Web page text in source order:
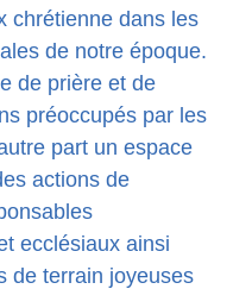
chrétienne dans les
de notre époque.
de prière et de
préoccupés par les
part un espace
actions de
ecclésiaux ainsi
de terrain joyeuses